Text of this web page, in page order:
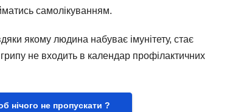
самолікуванням.
якому людина набуває імунітету, стає
не входить в календар профілактичних
нічого не пропускати ?